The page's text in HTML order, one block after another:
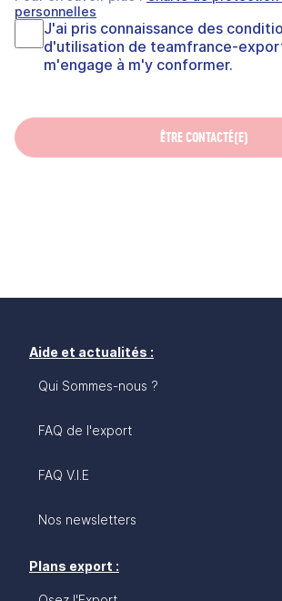
personnelles
J'ai pris connaissance des
d'utilisation de teamfrance-
m'engage à m'y conformer.
ÊTRE CONTACTÉ(E)
Aide et actualités :
Qui Sommes-nous ?
FAQ de l'export
FAQ V.I.E
Nos newsletters
Plans export :